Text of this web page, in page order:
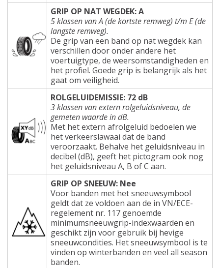
GRIP OP NAT WEGDEK: A
5 klassen van A (de kortste remweg) t/m E (de
langste remweg).
De grip van een band op nat wegdek kan
verschillen door onder andere het
voertuigtype, de weersomstandigheden en
het profiel. Goede grip is belangrijk als het
gaat om veiligheid.
ROLGELUIDEMISSIE: 72 dB
3 klassen van extern rolgeluidsniveau, de
gemeten waarde in dB.
Met het extern afrolgeluid bedoelen we
het verkeerslawaai dat de band
veroorzaakt. Behalve het geluidsniveau in
decibel (dB), geeft het pictogram ook nog
het geluidsniveau A, B of C aan.
GRIP OP SNEEUW: Nee
Voor banden met het sneeuwsymbool
geldt dat ze voldoen aan de in VN/ECE-
regelement nr. 117 genoemde
minimumsneeuwgrip-indexwaarden en
geschikt zijn voor gebruik bij hevige
sneeuwcondities. Het sneeuwsymbool is te
vinden op winterbanden en veel all season
banden.